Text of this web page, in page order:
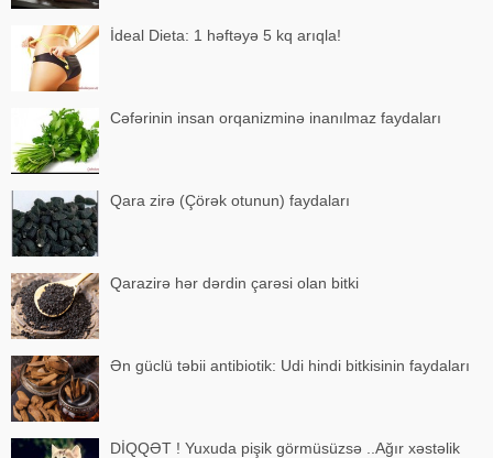
İdeal Dieta: 1 həftəyə 5 kq arıqla!
Cəfərinin insan orqanizminə inanılmaz faydaları
Qara zirə (Çörək otunun) faydaları
Qarazirə hər dərdin çarəsi olan bitki
Ən güclü təbii antibiotik: Udi hindi bitkisinin faydaları
DİQQƏT ! Yuxuda pişik görmüsüzsə ..Ağır xəstəlik